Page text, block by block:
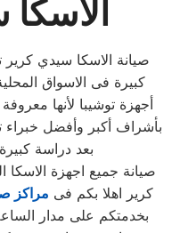
صيانة الاسكا سيدي كرير
كبيرة فى الاسواق
أجهزة توشيبا لأنها
بأشراف أكبر وأفضل خبراء
بعد دراسة
صيانة جميع اجهزة الاسكا
كرير اهلا بكم فى مراكز
بخدمتكم على مدار